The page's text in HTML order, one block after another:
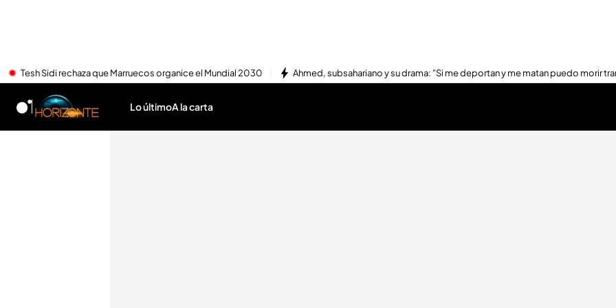
Tesh Sidi rechaza que Marruecos organice el Mundial 2030 Ahmed, subsahariano y su drama: "Si me deportan y me matan puedo morir
Lo últimoA la carta